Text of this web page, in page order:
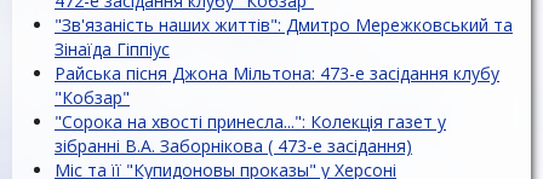
"Зв'язаність наших життів": Дмитро Мережковський та
Зінаїда Гіппіус
Райська пісня Джона Мільтона: 473-е засідання клубу
"Кобзар"
"Сорока на хвості принесла...": Колекція газет у
зібранні В.А. Заборнікова ( 473-е засідання)
Міс та її "Купидоновы проказы" у Херсоні